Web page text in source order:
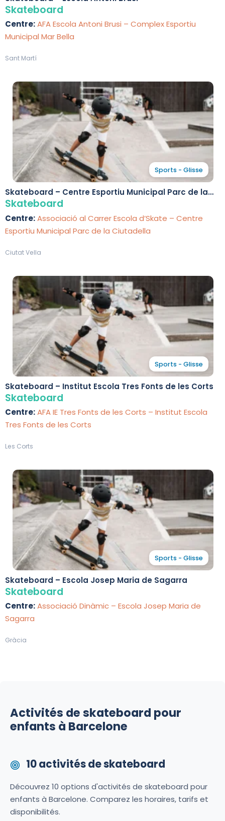
Skateboard
Centre:AFA Escola Antoni Brusi – Complex Esportiu
Municipal Mar Bella
Sant Martí
Sports - Glisse
Skateboard – Centre Esportiu Municipal Parc de la
Ciutadella
Skateboard
Centre:Associació al Carrer Escola d’Skate – Centre
Esportiu Municipal Parc de la Ciutadella
Ciutat Vella
Sports - Glisse
Skateboard – Institut Escola Tres Fonts de les Corts
Skateboard
Centre:AFA IE Tres Fonts de les Corts – Institut Escola
Tres Fonts de les Corts
Les Corts
Sports - Glisse
Skateboard – Escola Josep Maria de Sagarra
Skateboard
Centre:Associació Dinàmic – Escola Josep Maria de
Sagarra
Gràcia
Activités de skateboard pour
enfants à Barcelone
10 activités de skateboard
Découvrez 10 options d'activités de skateboard pour
enfants à Barcelone. Comparez les horaires, tarifs et
disponibilités.